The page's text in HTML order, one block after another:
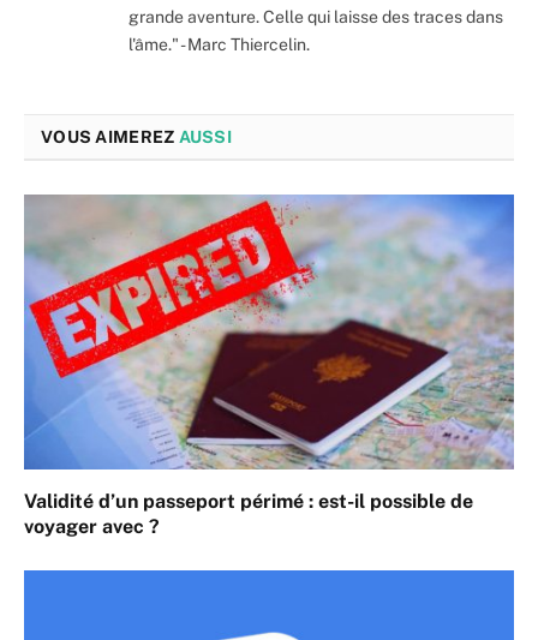
grande aventure. Celle qui laisse des traces dans
l'âme." - Marc Thiercelin.
VOUS AIMEREZ AUSSI
Validité d’un passeport périmé : est-il possible de
voyager avec ?